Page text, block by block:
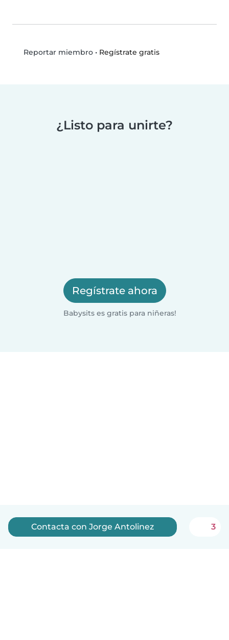
Reportar miembro• Regístrate gratis
¿Listo para unirte?
Regístrate ahora
Babysits es gratis para niñeras!
Contacta con Jorge Antolinez 3